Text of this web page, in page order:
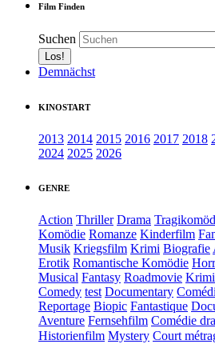
Film Finden
Suchen
Demnächst
KINOSTART
2013 2014 2015 2016 2017 2018
2024 2025 2026
GENRE
Action Thriller Drama
Komödie Romanze Kinderfilm
Musik Kriegsfilm Krimi Biografie
Erotik Romantische Komödie
Musical Fantasy Roadmovie
Comedy test Documentary
Reportage Biopic Fantastique
Aventure Fernsehfilm Comédie
Historienfilm Mystery Court